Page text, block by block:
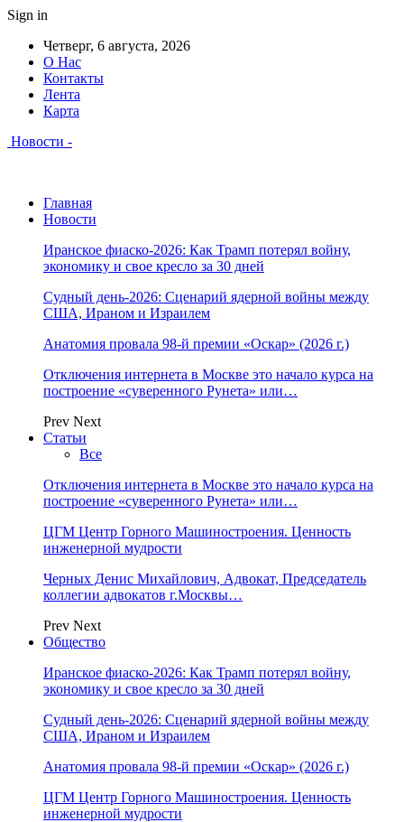
Sign in
Четверг, 6 августа, 2026
О Нас
Контакты
Лента
Карта
Новости -
Главная
Новости
Иранское фиаско-2026: Как Трамп потерял войну,
экономику и свое кресло за 30 дней
Судный день-2026: Сценарий ядерной войны между
США, Ираном и Израилем
Анатомия провала 98-й премии «Оскар» (2026 г.)
Отключения интернета в Москве это начало курса на
построение «суверенного Рунета» или…
Prev Next
Статьи
Все
Отключения интернета в Москве это начало курса на
построение «суверенного Рунета» или…
ЦГМ Центр Горного Машиностроения. Ценность
инженерной мудрости
Черных Денис Михайлович, Адвокат, Председатель
коллегии адвокатов г.Москвы…
Prev Next
Общество
Иранское фиаско-2026: Как Трамп потерял войну,
экономику и свое кресло за 30 дней
Судный день-2026: Сценарий ядерной войны между
США, Ираном и Израилем
Анатомия провала 98-й премии «Оскар» (2026 г.)
ЦГМ Центр Горного Машиностроения. Ценность
инженерной мудрости